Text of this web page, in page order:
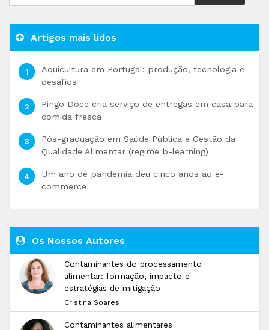
Artigos mais lidos
Aquicultura em Portugal: produção, tecnologia e
desafios
Pingo Doce cria serviço de entregas em casa para
comida fresca
Pós-graduação em Saúde Pública e Gestão da
Qualidade Alimentar (regime b-learning)
Um ano de pandemia deu cinco anos ao e-
commerce
Os Nossos Autores
Contaminantes do processamento
alimentar: formação, impacto e
estratégias de mitigação
Cristina Soares
Contaminantes alimentares